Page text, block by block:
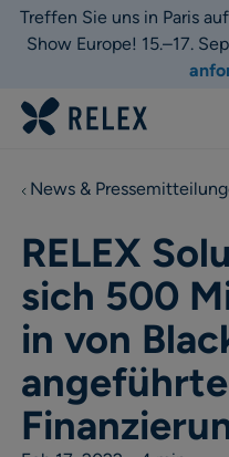
Treffen Sie uns in Paris
Show Europe! 15.–17.
News &
RELEX
sich 500
in von